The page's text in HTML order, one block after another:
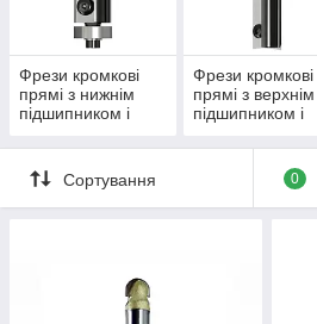
Фрези кромкові
прямі з нижнім
підшипником і
Фрези кромкові
прямі з верхнім
підшипником і
Сортування 0